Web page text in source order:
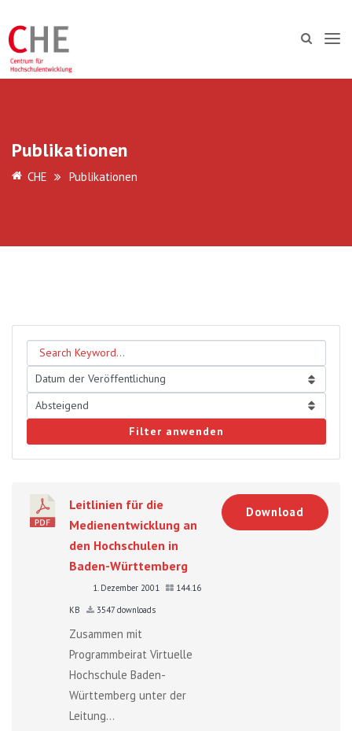
Publikationen
CHE Publikationen
Filter anwenden
Leitlinien für die
Medienentwicklung an
den Hochschulen in
Baden-Württemberg
1. Dezember 2001
144.16
KB
3547 downloads
Zusammen mit
Programmbeirat Virtuelle
Hochschule Baden-
Württemberg unter der
Leitung...
Download